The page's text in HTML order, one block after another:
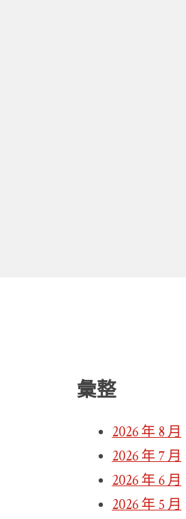
彙整
2026 年 8 月
2026 年 7 月
2026 年 6 月
2026 年 5 月